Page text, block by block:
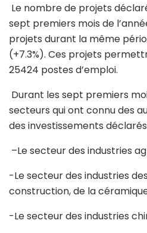
Le nombre de projets
sept premiers mois de
projets durant la même
(+7.3%). Ces projets
25424 postes d’emploi.
Durant les sept premiers
secteurs qui ont connu des
des investissements
–Le secteur des industries
-Le secteur des industries
construction, de la
-Le secteur des industries